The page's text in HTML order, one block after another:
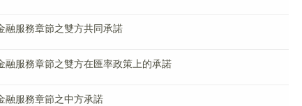
融服務章節之雙方共同承諾
融服務章節之雙方在匯率政策上的承諾
融服務章節之中方承諾